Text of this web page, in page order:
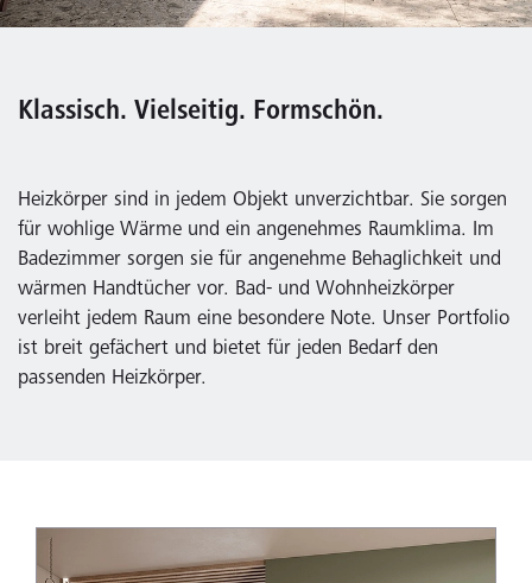
Klassisch. Vielseitig. Formschön.
Heizkörper sind in jedem Objekt unverzichtbar. Sie sorgen
für wohlige Wärme und ein angenehmes Raumklima. Im
Badezimmer sorgen sie für angenehme Behaglichkeit und
wärmen Handtücher vor. Bad- und Wohnheizkörper
verleiht jedem Raum eine besondere Note. Unser Portfolio
ist breit gefächert und bietet für jeden Bedarf den
passenden Heizkörper.